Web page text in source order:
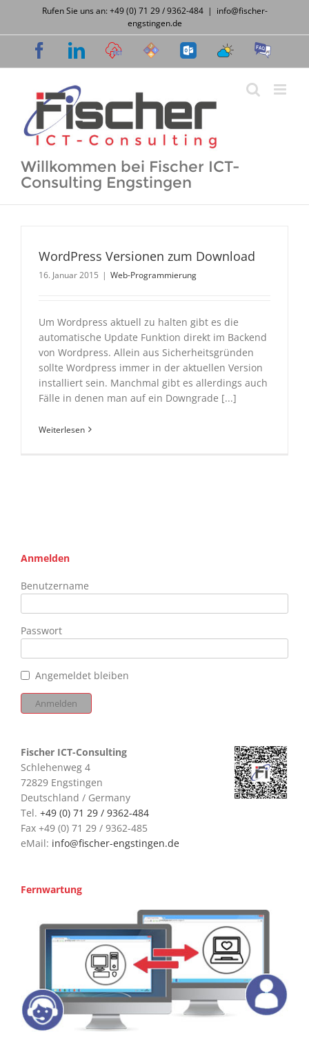
springen
Rufen Sie uns an: +49 (0) 71 29 / 9362-484 | info@fischer-
engstingen.de
FacebookLinkedIn
CloudSupport
Desk
OWA WetterFAQ
Willkommen bei Fischer ICT-
Consulting Engstingen
WordPress Versionen zum Download
16. Januar 2015 | Web-Programmierung
Um Wordpress aktuell zu halten gibt es die
automatische Update Funktion direkt im Backend
von Wordpress. Allein aus Sicherheitsgründen
sollte Wordpress immer in der aktuellen Version
installiert sein. Manchmal gibt es allerdings auch
Fälle in denen man auf ein Downgrade [...]
Weiterlesen
Anmelden
Benutzername
Passwort
Angemeldet bleiben
Fischer ICT-Consulting
Schlehenweg 4
72829 Engstingen
Deutschland / Germany
Tel. +49 (0) 71 29 / 9362-484
Fax +49 (0) 71 29 / 9362-485
eMail: info@fischer-engstingen.de
Fernwartung